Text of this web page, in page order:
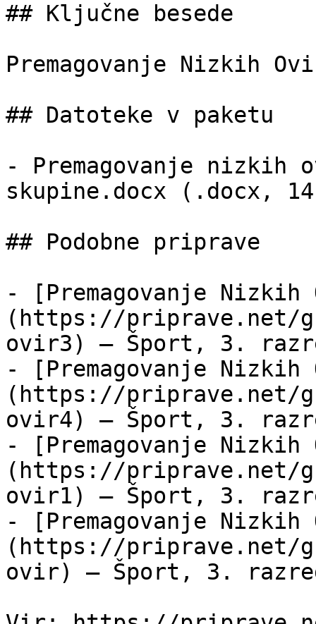
## Ključne besede
Premagovanje Nizkih
## Datoteke v paketu
- Premagovanje
skupine.docx (.docx,
## Podobne priprave
- [Premagovanje
(https://priprave.net/
ovir3) — Šport, 3.
- [Premagovanje
(https://priprave.net/
ovir4) — Šport, 3.
- [Premagovanje
(https://priprave.net/
ovir1) — Šport, 3.
- [Premagovanje
(https://priprave.net/
ovir) — Šport, 3.